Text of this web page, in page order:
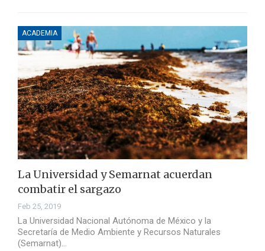
ACADEMIA
La Universidad y Semarnat acuerdan
combatir el sargazo
Feb 25, 2019
La Universidad Nacional Autónoma de México y la
Secretaría de Medio Ambiente y Recursos Naturales
(Semarnat)…